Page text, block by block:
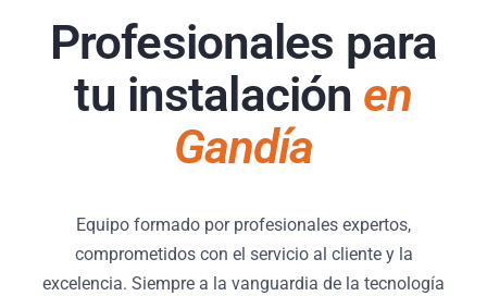
Profesionales para
tu instalación en
Gandía
Equipo formado por profesionales expertos,
comprometidos con el servicio al cliente y la
excelencia. Siempre a la vanguardia de la tecnología